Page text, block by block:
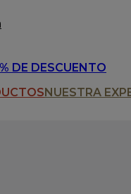
DE DESCUENTO
NUESTRA